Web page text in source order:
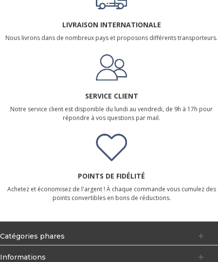
LIVRAISON INTERNATIONALE
Nous livrons dans de nombreux pays et proposons différents transporteurs.
SERVICE CLIENT
Notre service client est disponible du lundi au vendredi, de 9h à 17h pour
répondre à vos questions par mail.
POINTS DE FIDÉLITÉ
Achetez et économisez de l'argent ! À chaque commande vous cumulez des
points convertibles en bons de réductions.
Catégories phares
Informations